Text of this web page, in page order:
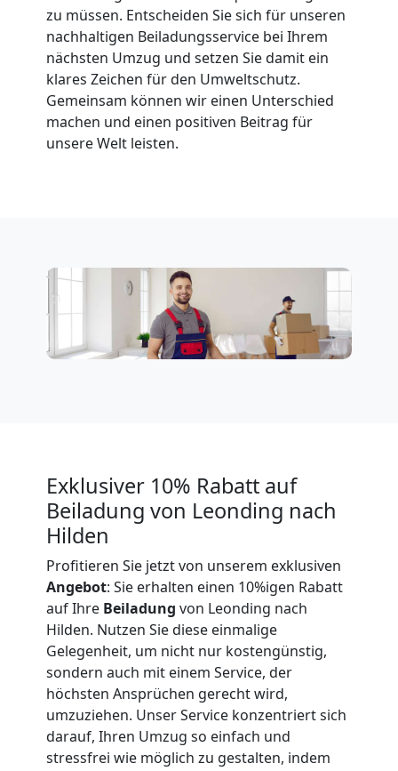
zu müssen. Entscheiden Sie sich für unseren
nachhaltigen Beiladungsservice bei Ihrem
nächsten Umzug und setzen Sie damit ein
klares Zeichen für den Umweltschutz.
Gemeinsam können wir einen Unterschied
machen und einen positiven Beitrag für
unsere Welt leisten.
Exklusiver 10% Rabatt auf
Beiladung von Leonding nach
Hilden
Profitieren Sie jetzt von unserem exklusiven
Angebot: Sie erhalten einen 10%igen Rabatt
auf Ihre Beiladung von Leonding nach
Hilden. Nutzen Sie diese einmalige
Gelegenheit, um nicht nur kostengünstig,
sondern auch mit einem Service, der
höchsten Ansprüchen gerecht wird,
umzuziehen. Unser Service konzentriert sich
darauf, Ihren Umzug so einfach und
stressfrei wie möglich zu gestalten, indem
Fernumzug
Leonding
Büroumzug
Leonding
Tragehilfe
Leonding
Kleiner
Umzug
Leonding